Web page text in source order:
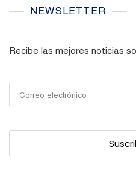
NEWSLETTER
Recibe las mejores noticias